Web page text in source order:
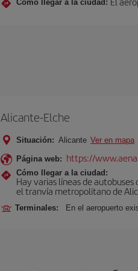
Cómo llegar a la ciudad:
Alicante-Elche
Situación: Alicante Ver en mapa
Página web: https://
Cómo llegar a la ciudad:
Hay varias líneas de
el tranvía metropolitano de
Terminales: En el aeropuerto